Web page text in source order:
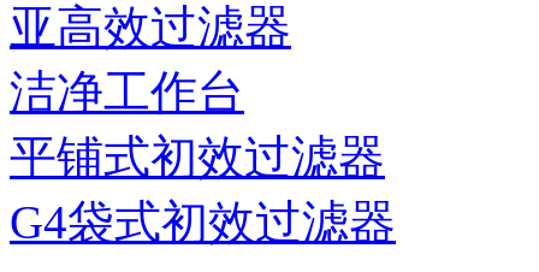
亚高效过滤器
洁净工作台
平铺式初效过滤器
G4袋式初效过滤器